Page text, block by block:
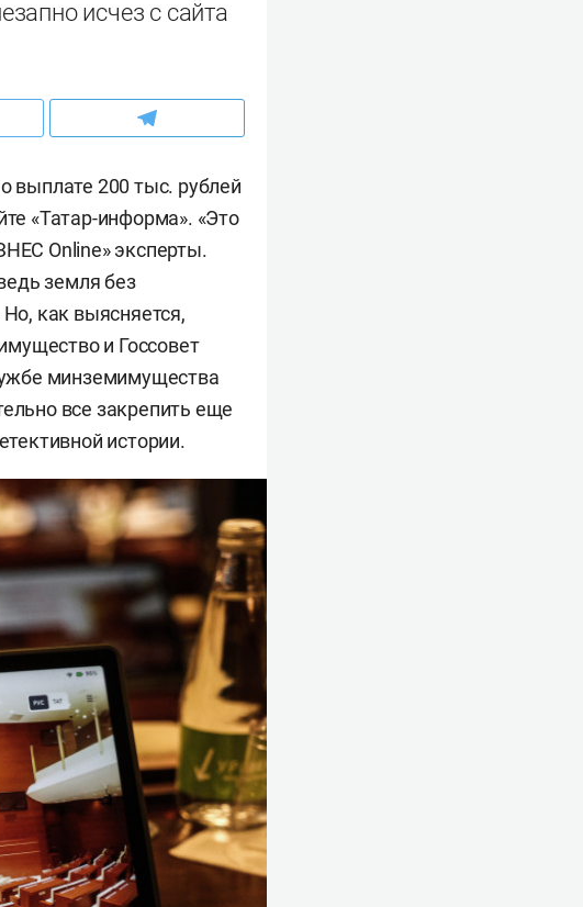
исчез с сайта
выплате 200 тыс. рублей
«Татар-информа». «Это
Online» эксперты.
земля без
как выясняется,
и Госсовет
минземимущества
все закрепить еще
истории.